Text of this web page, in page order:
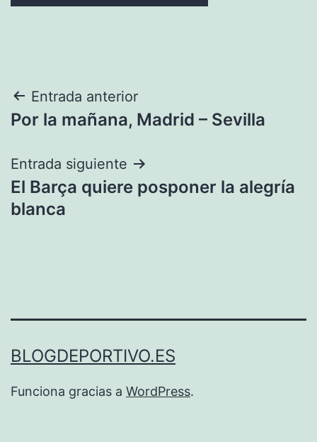
Navegación
de
entradas
Entrada anterior
Por la mañana, Madrid – Sevilla
Entrada siguiente
El Barça quiere posponer la alegría
blanca
BLOGDEPORTIVO.ES
Funciona gracias a WordPress.